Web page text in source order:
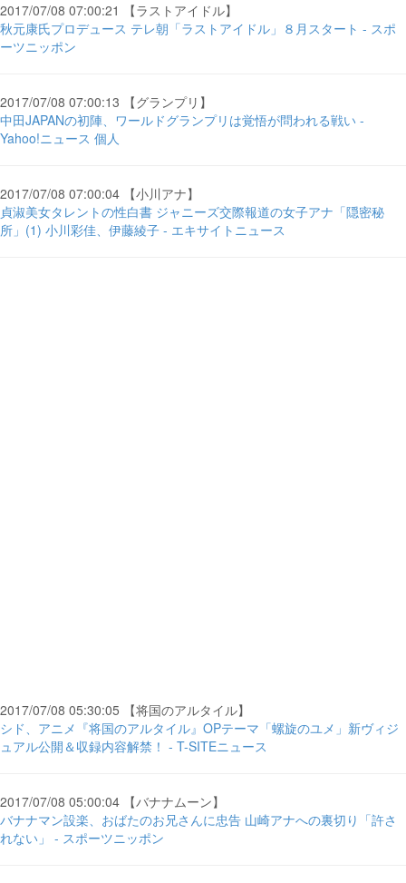
2017/07/08 07:00:21 【ラストアイドル】
秋元康氏プロデュース テレ朝「ラストアイドル」８月スタート - スポ
ーツニッポン
2017/07/08 07:00:13 【グランプリ】
中田JAPANの初陣、ワールドグランプリは覚悟が問われる戦い -
Yahoo!ニュース 個人
2017/07/08 07:00:04 【小川アナ】
貞淑美女タレントの性白書 ジャニーズ交際報道の女子アナ「隠密秘
所」(1) 小川彩佳、伊藤綾子 - エキサイトニュース
2017/07/08 05:30:05 【将国のアルタイル】
シド、アニメ『将国のアルタイル』OPテーマ「螺旋のユメ」新ヴィジ
ュアル公開＆収録内容解禁！ - T-SITEニュース
2017/07/08 05:00:04 【バナナムーン】
バナナマン設楽、おばたのお兄さんに忠告 山崎アナへの裏切り「許さ
れない」 - スポーツニッポン